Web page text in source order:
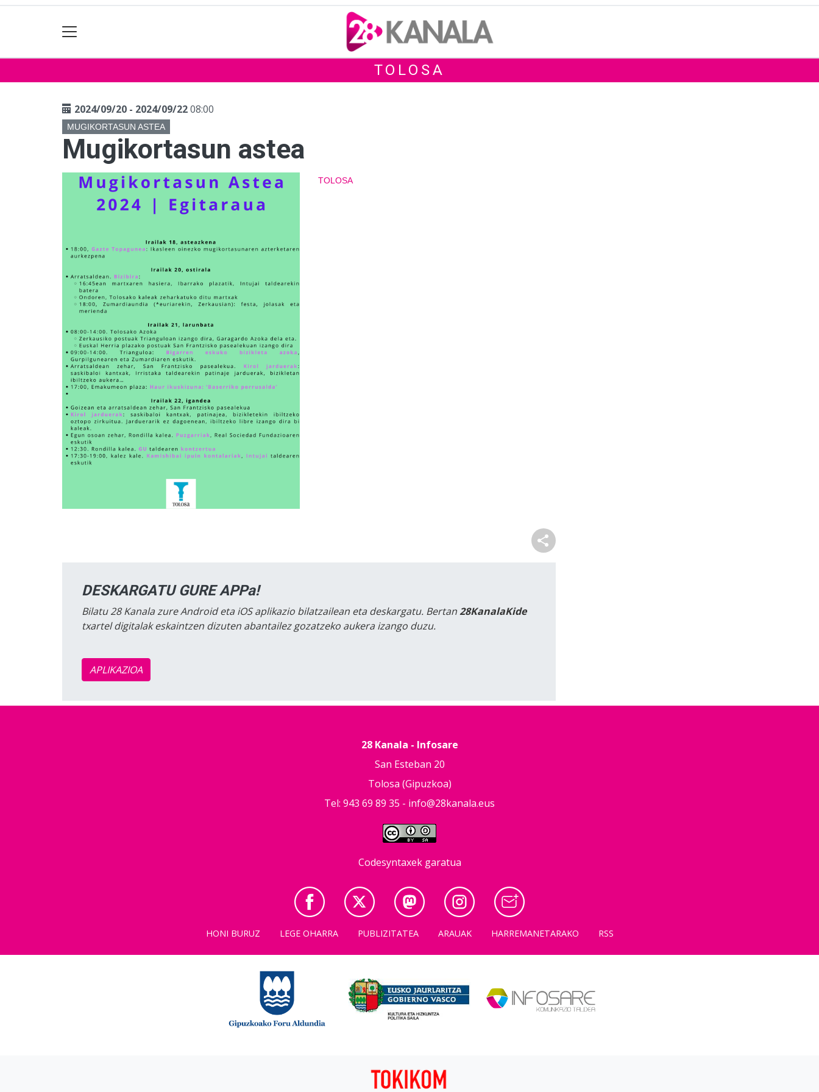
TOLOSA
2024/09/20 - 2024/09/2208:00
MUGIKORTASUN ASTEA
Mugikortasun astea
TOLOSA
DESKARGATU GURE APPa!
Bilatu 28 Kanala zure Android eta iOS aplikazio bilatzailean eta deskargatu. Bertan28KanalaKide
txartel digitalak eskaintzen dizuten abantailez gozatzeko aukera izango duzu.
APLIKAZIOA
28 Kanala - Infosare
San Esteban 20
Tolosa (Gipuzkoa)
Tel: 943 69 89 35 - info@28kanala.eus
Codesyntaxek garatua
HONI BURUZ LEGE OHARRA PUBLIZITATEA ARAUAK HARREMANETARAKO RSS